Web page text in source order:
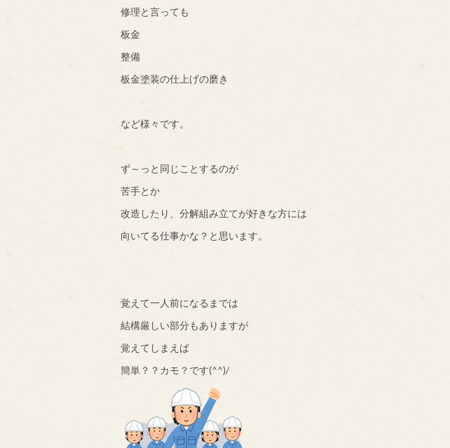
修理と言っても
板金
整備
板金塗装の仕上げの磨き
など様々です。
ず～っと同じことするのが
苦手とか
改造したり、分解組み立てが好きな方には
向いてる仕事かな？と思います。
覚えて一人前になるまでは
結構厳しい部分もありますが
覚えてしまえば
簡単？？カモ？です(^^)/